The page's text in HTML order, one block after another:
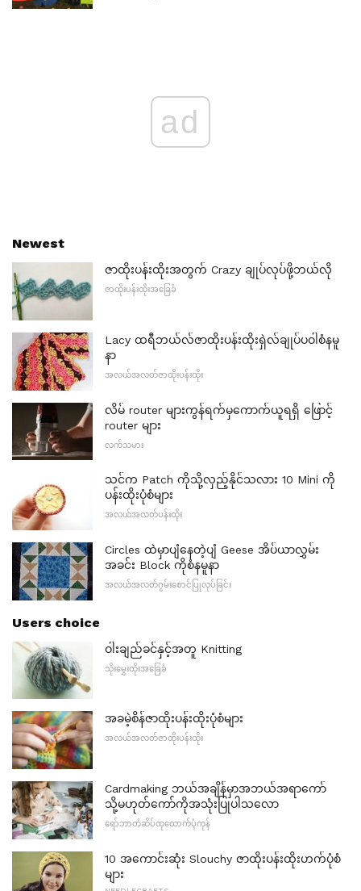
ad
Newest
ဇာထိုးပန်းထိုးအတွက် Crazy ချုပ်လုပ်ဖို့ဘယ်လို
ဇာထိုးပန်းထိုးအခြေခံ
Lacy ထရီဘယ်လ်ဇာထိုးပန်းထိုးရှဲလ်ချုပ်ပဝါစံနမူ
နာ
အလယ်အလတ်ဇာထိုးပန်းထိုး
လိမ် router များကွန်ရက်မှကောက်ယူရရှိ ဖြောင့်
router များ
လက်သမား
သင်က Patch ကိုသို့လှည့်နိုင်သလား 10 Mini ကို
ပန်းထိုးပုံစံများ
အလယ်အလတ်ပန်းထိုး
Circles ထဲမှာပျံနေတဲ့ပျံ Geese အိပ်ယာလွှမ်း
အခင်း Block ကိုစံနမူနာ
အလယ်အလတ်ဂွမ်းစောင်ပြုလုပ်ခြင်း
Users choice
ဝါးချည်ခင်နှင့်အတူ Knitting
သိုးမွှေးထိုးအခြေခံ
အခမဲ့စိန်ဇာထိုးပန်းထိုးပုံစံများ
အလယ်အလတ်ဇာထိုးပန်းထိုး
Cardmaking ဘယ်အချိန်မှာအဘယ်အရာကော်
သို့မဟုတ်ကော်ကိုအသုံးပြုပါသလော
ရော်ဘာတံဆိပ်ထုထောက်ပံ့ကုန်
10 အကောင်းဆုံး Slouchy ဇာထိုးပန်းထိုးဟက်ပုံစံ
များ